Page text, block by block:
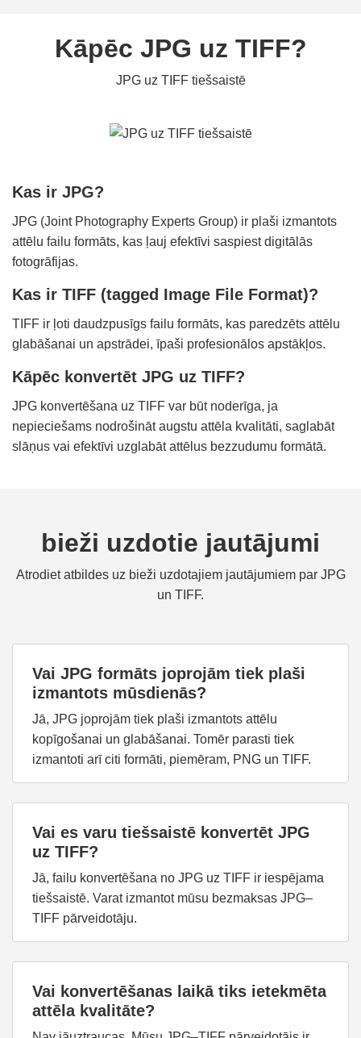
Kāpēc JPG uz TIFF?
JPG uz TIFF tiešsaistē
Kas ir JPG?
JPG (Joint Photography Experts Group) ir plaši izmantots
attēlu failu formāts, kas ļauj efektīvi saspiest digitālās
fotogrāfijas.
Kas ir TIFF (tagged Image File Format)?
TIFF ir ļoti daudzpusīgs failu formāts, kas paredzēts attēlu
glabāšanai un apstrādei, īpaši profesionālos apstākļos.
Kāpēc konvertēt JPG uz TIFF?
JPG konvertēšana uz TIFF var būt noderīga, ja
nepieciešams nodrošināt augstu attēla kvalitāti, saglabāt
slāņus vai efektīvi uzglabāt attēlus bezzudumu formātā.
bieži uzdotie jautājumi
Atrodiet atbildes uz bieži uzdotajiem jautājumiem par JPG
un TIFF.
Vai JPG formāts joprojām tiek plaši
izmantots mūsdienās?
Jā, JPG joprojām tiek plaši izmantots attēlu
kopīgošanai un glabāšanai. Tomēr parasti tiek
izmantoti arī citi formāti, piemēram, PNG un TIFF.
Vai es varu tiešsaistē konvertēt JPG
uz TIFF?
Jā, failu konvertēšana no JPG uz TIFF ir iespējama
tiešsaistē. Varat izmantot mūsu bezmaksas JPG–
TIFF pārveidotāju.
Vai konvertēšanas laikā tiks ietekmēta
attēla kvalitāte?